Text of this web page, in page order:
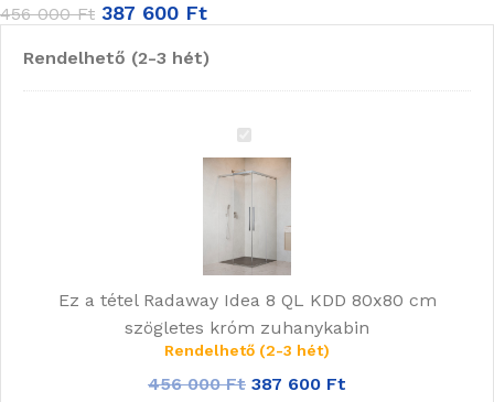
456 000Ft 387 600 Ft
Rendelhető (2-3 hét)
Radaway
Idea
QL
80x80
cm
szögletes
króm
zuhanykabin
Ez a tétel Radaway Idea 8 QL KDD 80x80 cm
szögletes króm zuhanykabin
Rendelhető (2-3 hét)
456 000Ft 387 600 Ft